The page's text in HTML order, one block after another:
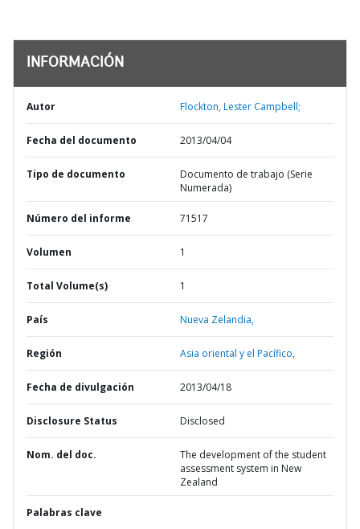
INFORMACIÓN
Autor Flockton, Lester Campbell;
Fecha del documento 2013/04/04
Tipo de documento
Documento de trabajo (Serie
Numerada)
Número del informe 71517
Volumen 1
Total Volume(s) 1
País Nueva Zelandia,
Región Asia oriental y el Pacífico,
Fecha de divulgación 2013/04/18
Disclosure Status Disclosed
Nom. del doc.
The development of the student
assessment system in New
Zealand
Palabras clave